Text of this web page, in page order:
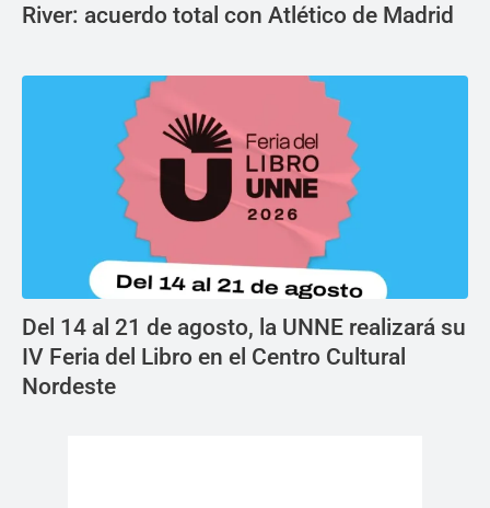
River: acuerdo total con Atlético de Madrid
Del 14 al 21 de agosto, la UNNE realizará su
IV Feria del Libro en el Centro Cultural
Nordeste